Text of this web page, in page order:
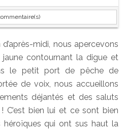
midi, nous apercevons
contournant la digue et
le petit port de pêche de
de voix, nous accueillons
déjantés et des saluts
C’est bien lui et ce sont bien
héroïques qui ont sus haut la